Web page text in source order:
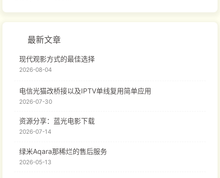
最新文章
现代观影方式的最佳选择
2026-08-04
电信光猫改桥接以及IPTV单线复用简单应用
2026-07-30
资源分享：蓝光电影下载
2026-07-14
绿米Aqara那稀烂的售后服务
2026-05-13